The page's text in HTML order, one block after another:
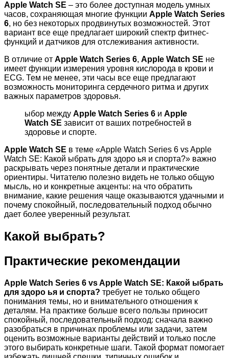
Apple Watch SE – это более доступная модель умных
часов, сохраняющая многие функции Apple Watch Series
6, но без некоторых продвинутых возможностей. Этот
вариант все еще предлагает широкий спектр фитнес-
функций и датчиков для отслеживания активности.
В отличие от Apple Watch Series 6, Apple Watch SE не
имеет функции измерения уровня кислорода в крови и
ECG. Тем не менее, эти часы все еще предлагают
возможность мониторинга сердечного ритма и других
важных параметров здоровья.
ыбор между Apple Watch Series 6 и Apple
Watch SE зависит от ваших потребностей в
здоровье и спорте.
Apple Watch SE в теме «Apple Watch Series 6 vs Apple
Watch SE: Какой ыбрать для здоро ья и спорта?» важно
раскрывать через понятные детали и практические
ориентиры. Читателю полезно видеть не только общую
мысль, но и конкретные акценты: на что обратить
внимание, какие решения чаще оказываются удачными и
почему спокойный, последовательный подход обычно
дает более уверенный результат.
Какой выбрать?
Практические рекомендации
Apple Watch Series 6 vs Apple Watch SE: Какой ыбрать
для здоро ья и спорта? требует не только общего
понимания темы, но и внимательного отношения к
деталям. На практике больше всего пользы приносит
спокойный, последовательный подход: сначала важно
разобраться в причинах проблемы или задачи, затем
оценить возможные варианты действий и только после
этого выбирать конкретные шаги. Такой формат помогает